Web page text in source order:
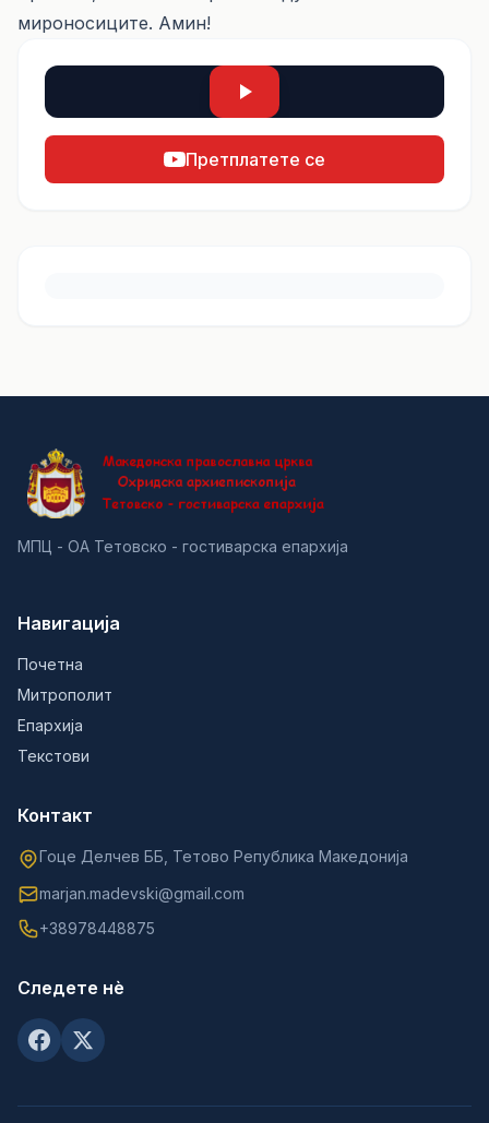
мироносиците. Амин!
Претплатете се
МПЦ - ОА Тетовско - гостиварска епархија
Навигација
Почетна
Митрополит
Епархија
Текстови
Контакт
Гоце Делчев ББ, Тетово Република Македонија
marjan.madevski@gmail.com
+38978448875
Следете нè